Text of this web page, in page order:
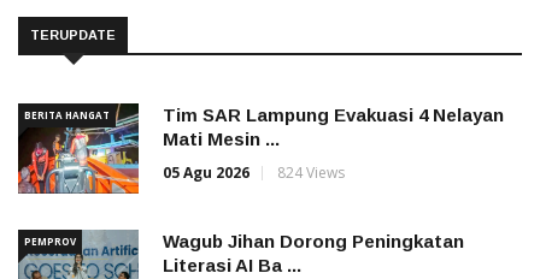
TERUPDATE
BERITA HANGAT
Tim SAR Lampung Evakuasi 4 Nelayan
Mati Mesin ...
05 Agu 2026
824 Views
PEMPROV
Wagub Jihan Dorong Peningkatan
Literasi AI Ba ...